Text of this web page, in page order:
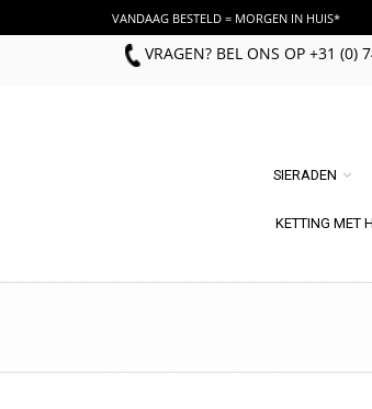
VANDAAG BESTELD = MORGEN IN HUIS*
VRAGEN? BEL ONS OP +31 (0)
SIERADEN
KETTING MET